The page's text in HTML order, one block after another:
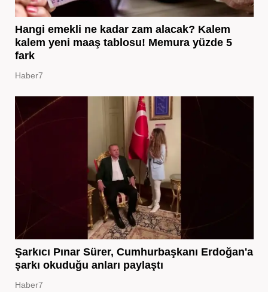
Hangi emekli ne kadar zam alacak? Kalem
kalem yeni maaş tablosu! Memura yüzde 5
fark
Haber7
Şarkıcı Pınar Sürer, Cumhurbaşkanı Erdoğan'a
şarkı okuduğu anları paylaştı
Haber7